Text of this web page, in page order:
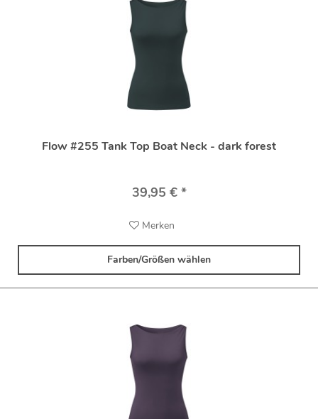
Flow #255 Tank Top Boat Neck - dark forest
39,95 € *
Merken
Farben/Größen wählen